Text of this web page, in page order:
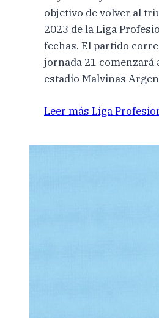
objetivo de volver al
2023 de la Liga
fechas. El partido
jornada 21 comenzará
estadio Malvinas
Leer más Liga